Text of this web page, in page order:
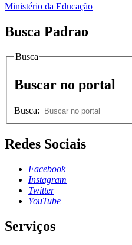
Ministério da Educação
Busca Padrao
Busca
Buscar no portal
Busca:
Redes Sociais
Facebook
Instagram
Twitter
YouTube
Serviços